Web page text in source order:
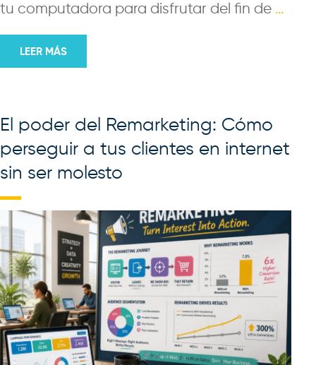
tu computadora para disfrutar del fin de …
LEER MÁS
El poder del Remarketing: Cómo
perseguir a tus clientes en internet
sin ser molesto